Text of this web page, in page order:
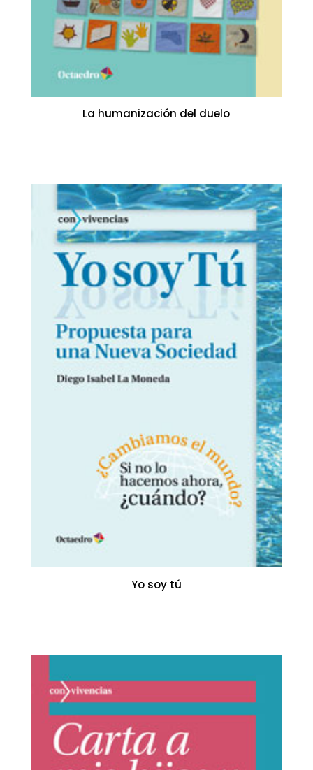
La humanización del duelo
Yo soy tú